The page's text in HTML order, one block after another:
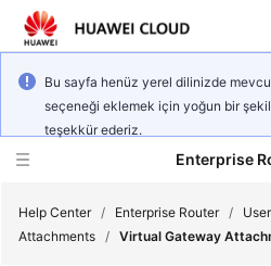
Bu sayfa henüz yerel dilinizde
seçeneği eklemek için yoğun bir
teşekkür ederiz.
Enterprise
Help Center / Enterprise Router /
Attachments / Virtual Gateway